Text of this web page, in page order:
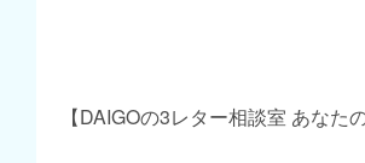
【DAIGOの3レター相談室 あなた